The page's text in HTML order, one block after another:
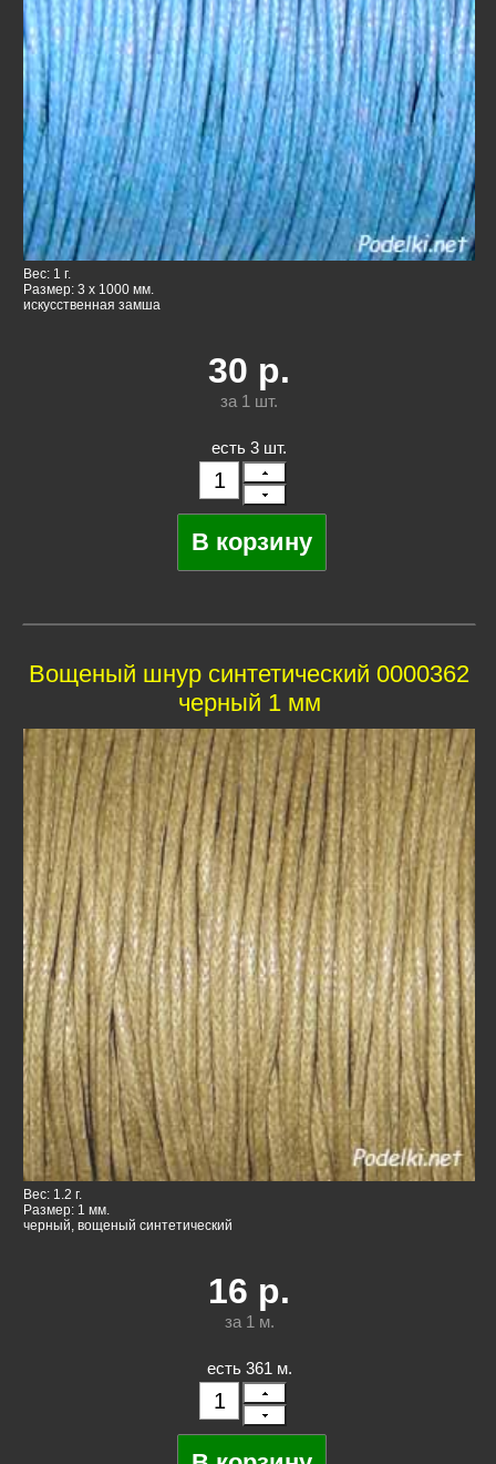
Вес: 1 г.
Размер: 3 x 1000 мм.
искусственная замша
30 р.
за 1 шт.
есть 3 шт.
Вощеный шнур синтетический 0000362
черный 1 мм
Вес: 1.2 г.
Размер: 1 мм.
черный, вощеный синтетический
16 р.
за 1 м.
есть 361 м.